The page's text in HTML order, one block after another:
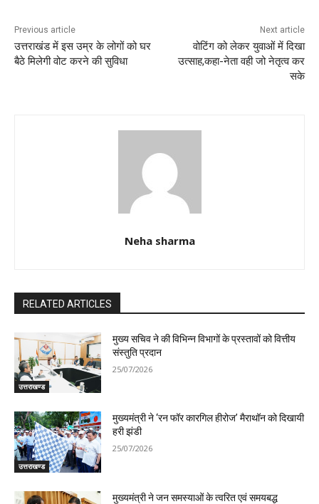
k
Previous article
उत्तराखंड में इस उम्र के लोगों को घर
बैठे मिलेगी वोट करने की सुविधा
Next article
वोटिंग को लेकर युवाओं में दिखा
उत्साह,कहा-नेता वही जो नेतृत्व कर
सके
Neha sharma
RELATED ARTICLES
उत्तराखण्ड
मुख्य सचिव ने की विभिन्न विभागों के प्रस्तावों को वित्तीय
संस्तुति प्रदान
25/07/2026
उत्तराखण्ड
मुख्यमंत्री ने ‘रन फॉर कारगिल हीरोज’ मैराथॉन को दिखायी
हरी झंडी
25/07/2026
मुख्यमंत्री ने जन समस्याओं के त्वरित एवं समयबद्ध